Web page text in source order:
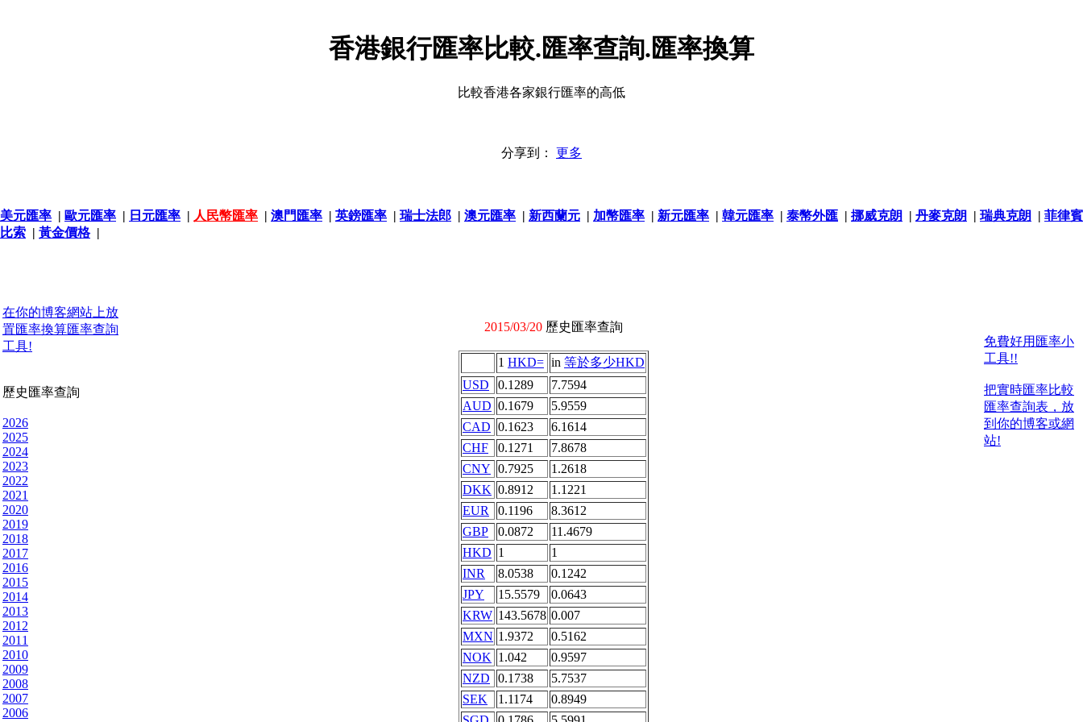
香港銀行匯率比較.匯率查詢.匯率換算
比較香港各家銀行匯率的高低
分享到： 更多
美元匯率 | 歐元匯率 | 日元匯率 | 人民幣匯率 | 澳門匯率 | 英鎊匯率 | 瑞士法郎 | 澳元匯率 | 新西蘭元 | 加幣匯率 | 新元匯率 | 韓元匯率 | 泰幣外匯 | 挪威克朗 | 丹麥克朗 | 瑞典克朗 | 菲律賓
比索 | 黃金價格|
在你的博客網站上放
置匯率換算匯率查詢
工具!
歷史匯率查詢
2026
2025
2024
2023
2022
2021
2020
2019
2018
2017
2016
2015
2014
2013
2012
2011
2010
2009
2008
2007
2006
2015/03/20 歷史匯率查詢
1 HKD= in 等於多少HKD
USD
0.1289
7.7594
AUD 0.1679
5.9559
CAD 0.1623
6.1614
CHF
0.1271
7.8678
CNY 0.7925
1.2618
DKK 0.8912
1.1221
EUR
0.1196
8.3612
GBP
0.0872
11.4679
HKD 1
1
INR
8.0538
0.1242
JPY
15.5579
0.0643
KRW 143.5678 0.007
MXN 1.9372
0.5162
NOK 1.042
0.9597
NZD
0.1738
5.7537
SEK
1.1174
0.8949
免費好用匯率小
工具!!
把實時匯率比較
匯率查詢表，放
到你的博客或網
站!